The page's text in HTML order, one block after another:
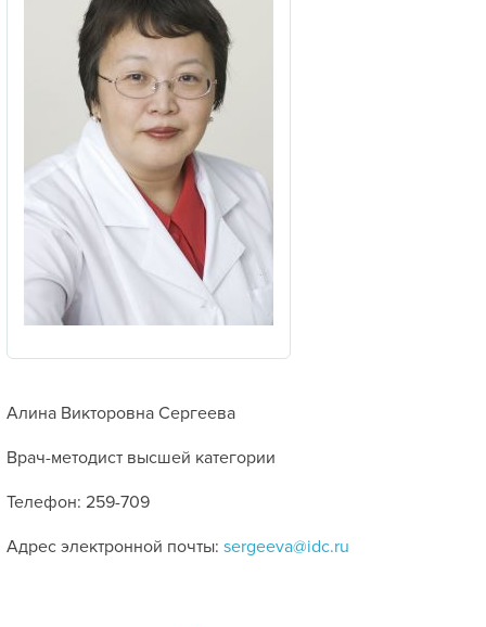
Алина Викторовна Сергеева
Врач-методист высшей категории
Телефон: 259-709
Адрес электронной почты: sergeeva@idc.ru